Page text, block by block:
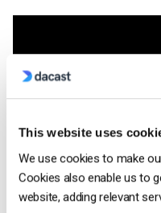
This website uses
We use cookies to make
Cookies also enable us to
website, adding relevant
Se tiver alguma dúvida